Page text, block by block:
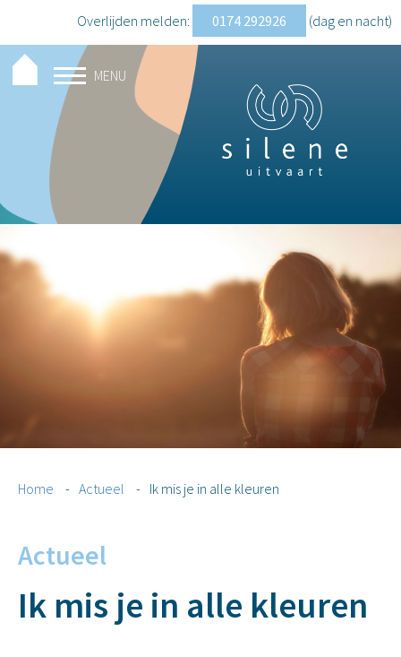
Overlijden melden: 0174 292926 (dag en nacht)
MENU
Home - Actueel - Ik mis je in alle kleuren
Actueel
Ik mis je in alle kleuren